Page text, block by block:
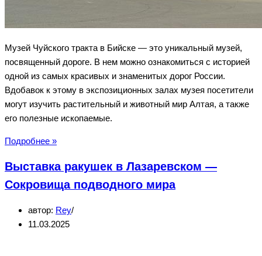
Музей Чуйского тракта в Бийске — это уникальный музей,
посвященный дороге. В нем можно ознакомиться с историей
одной из самых красивых и знаменитых дорог России.
Вдобавок к этому в экспозиционных залах музея посетители
могут изучить растительный и животный мир Алтая, а также
его полезные ископаемые.
Подробнее »Музей
тракта
в
Выставка ракушек в Лазаревском —
Сокровища подводного мира
автор: Rey
11.03.2025